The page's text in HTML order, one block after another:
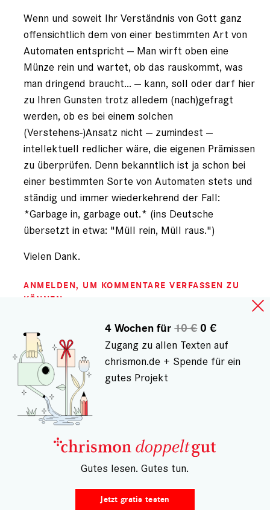
Wenn und soweit Ihr Verständnis von Gott ganz
offensichtlich dem von einer bestimmten Art von
Automaten entspricht — Man wirft oben eine
Münze rein und wartet, ob das rauskommt, was
man dringend braucht... — kann, soll oder darf hier
zu Ihren Gunsten trotz alledem (nach)gefragt
werden, ob es bei einem solchen
(Verstehens-)Ansatz nicht — zumindest —
intellektuell redlicher wäre, die eigenen Prämissen
zu überprüfen. Denn bekanntlich ist ja schon bei
einer bestimmten Sorte von Automaten stets und
ständig und immer wiederkehrend der Fall:
*Garbage in, garbage out.* (ins Deutsche
übersetzt in etwa: "Müll rein, Müll raus.")
Vielen Dank.
ANMELDEN, UM KOMMENTARE VERFASSEN ZU
KÖNNEN
Gespeichert von wolfgang (nicht registriert)am Di.,
14.11.2023 - 13:23
Antwort
auf
von
Gerhard
(nicht
registriert)
Ein Engel?
Ein Engel jubelt mir also unter, ich hätte
Verständnis von Gott ganz offentsichtlich dem
vo einer bestimmten Art Automaten entspricht.
Das zeigt wieder einmal, auch ein Engel hat
4 Wochen für10 €0 €
Zugang zu allen Texten auf
chrismon.de + Spende für ein
gutes Projekt
– Gutes lesen. Gutes tun.
Jetzt gratis testen